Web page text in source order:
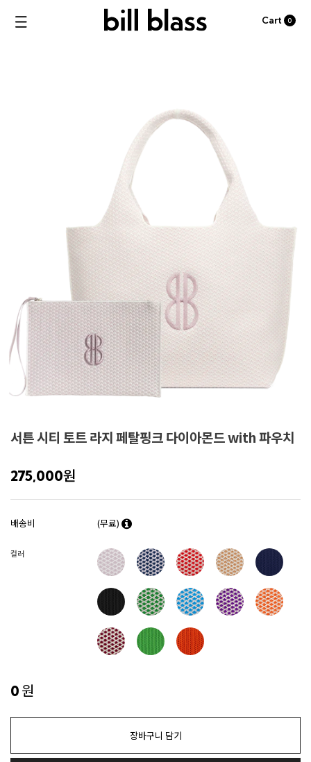
Cart 0
서튼 시티 토트 라지 페탈핑크 다이아몬드 with 파우치
275,000원
배송비 (무료)
컬러
0 원
장바구니 담기